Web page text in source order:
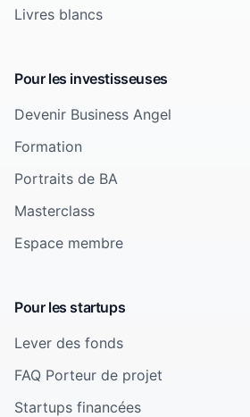
Livres blancs
Pour les investisseuses
Devenir Business Angel
Formation
Portraits de BA
Masterclass
Espace membre
Pour les startups
Lever des fonds
FAQ Porteur de projet
Startups financées